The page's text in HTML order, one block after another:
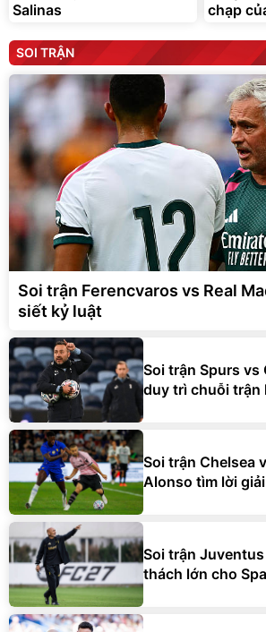
Salinas
chạp
SOI TRẬN
Soi trận Ferencvaros vs Real
siết kỷ luật
Soi trận Spurs vs
duy trì chuỗi trận
Soi trận Chelsea
Alonso tìm lời giải
Soi trận
thách lớn cho